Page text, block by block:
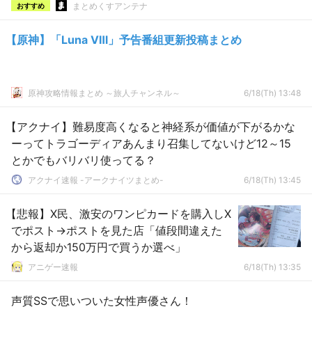
おすすめ まとめくすアンテナ
【原神】「Luna Ⅷ」予告番組更新投稿まとめ
原神攻略情報まとめ ～旅人チャンネル～ 6/18(Th) 13:48
【アクナイ】難易度高くなると神経系が価値が下がるかな
ーってトラゴーディアあんまり召集してないけど12～15
とかでもバリバリ使ってる？
アクナイ速報 -アークナイツまとめ- 6/18(Th) 13:45
【悲報】X民、激安のワンピカードを購入しX
でポスト→ポストを見た店「値段間違えた
から返却か150万円で買うか選べ」
アニゲー速報 6/18(Th) 13:35
声質SSで思いついた女性声優さん！